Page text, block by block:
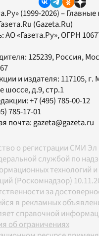
(1999-2026) –
(Gazeta.Ru)
АО «Газета.Ру», ОГРН
125239, Россия,
и издателя: 117105, г.
шоссе, д.9, стр.1
+7 (495) 785-00-12
785-17-01
почта:gazeta@gazeta.ru
о регистрации СМИ
службой по
технологий
(Роскомнадзор)
за
в рекламных
справочной
об ограничениях